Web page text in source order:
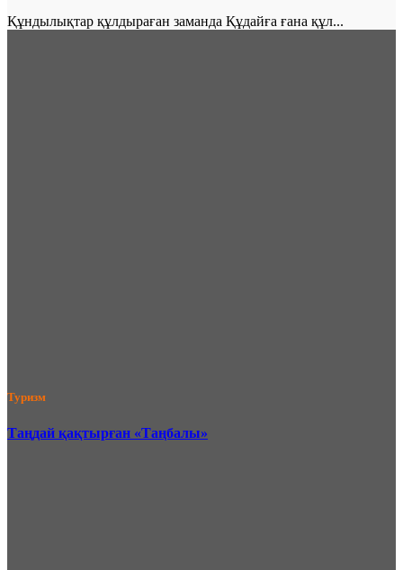
Құндылықтар құлдыраған заманда Құдайға ғана құл...
Туризм
Таңдай қақтырған «Таңбалы»